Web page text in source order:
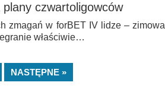
plany czwartoligowców
zmagań w forBET IV lidze – zimowa
właściwie…
NASTĘPNE »